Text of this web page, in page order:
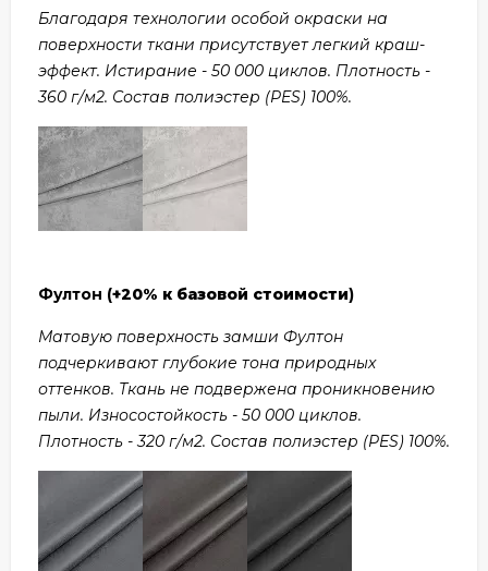
Благодаря технологии особой окраски на
поверхности ткани присутствует легкий краш-
эффект. Истирание - 50 000 циклов. Плотность -
360 г/м2. Состав полиэстер (PES) 100%.
Фултон (+20% к базовой стоимости)
Матовую поверхность замши Фултон
подчеркивают глубокие тона природных
оттенков. Ткань не подвержена проникновению
пыли. Износостойкость - 50 000 циклов.
Плотность - 320 г/м2. Состав полиэстер (PES) 100%.